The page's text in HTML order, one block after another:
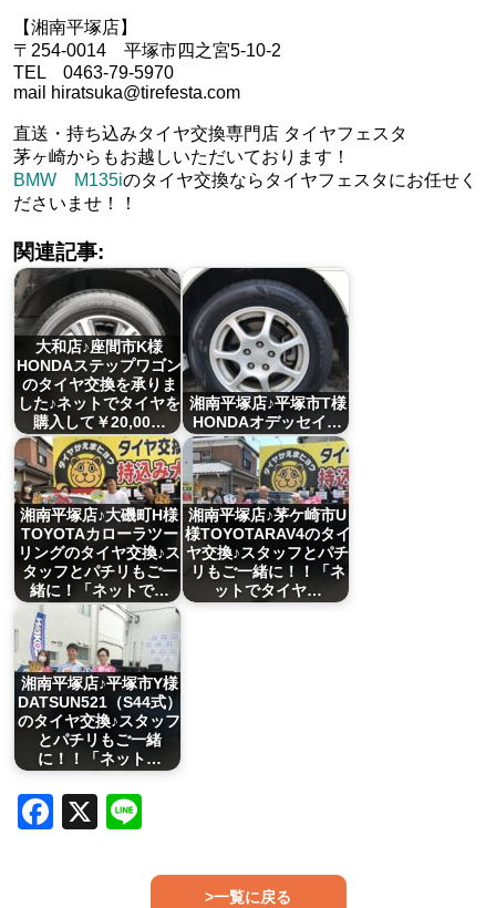
【湘南平塚店】
〒254-0014 平塚市四之宮5-10-2
TEL 0463-79-5970
mail hiratsuka@tirefesta.com
直送・持ち込みタイヤ交換専門店 タイヤフェスタ
茅ヶ崎からもお越しいただいております！
BMW M135iのタイヤ交換ならタイヤフェスタにお任せく
ださいませ！！
関連記事:
大和店♪座間市K様
HONDAステップワゴン
のタイヤ交換を承りま
した♪ネットでタイヤを
購入して￥20,00…
湘南平塚店♪平塚市T様
HONDAオデッセイ…
湘南平塚店♪大磯町H様
TOYOTAカローラツー
リングのタイヤ交換♪ス
タッフとパチリもご一
緒に！「ネットで…
湘南平塚店♪茅ケ崎市U
様TOYOTARAV4のタイ
ヤ交換♪スタッフとパチ
リもご一緒に！！「ネ
ットでタイヤ…
湘南平塚店♪平塚市Y様
DATSUN521（S44式）
のタイヤ交換♪スタッフ
とパチリもご一緒
に！！「ネット…
Facebook
X
>一覧に戻る